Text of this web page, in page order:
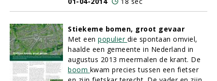
Stiekeme bomen, groot gevaar
Met een populier die spontaan omviel,
haalde een gemeente in Nederland in
augustus 2013 meermalen de krant. De
boom kwam precies tussen een fietser